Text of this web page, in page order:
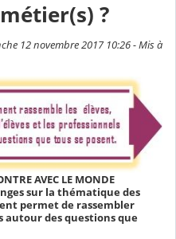
?
12 novembre 2017 10:26 - Mis à
AVEC LE MONDE
sur la thématique des
permet de rassembler
autour des questions que